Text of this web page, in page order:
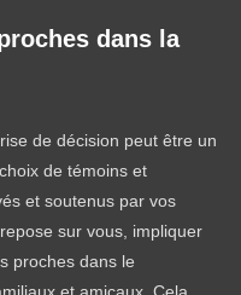
dans la
de décision peut être un
de témoins et
et soutenus par vos
sur vous, impliquer
proches dans le